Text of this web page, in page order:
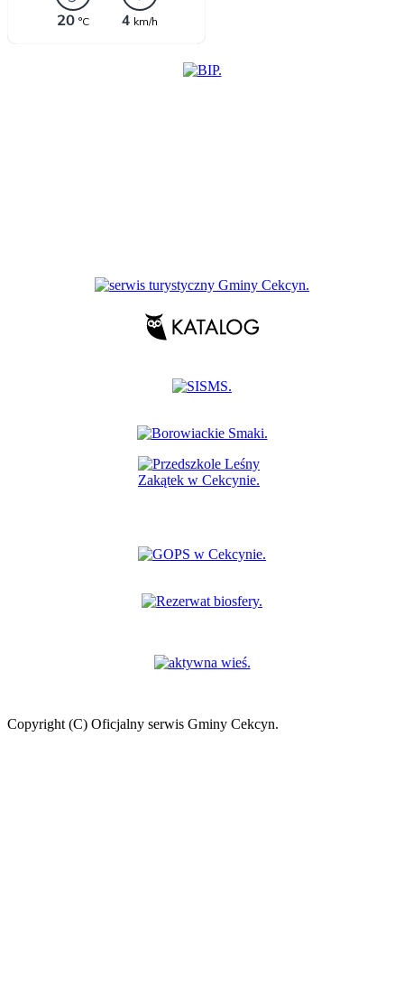
Copyright (C) Oficjalny serwis Gminy Cekcyn.